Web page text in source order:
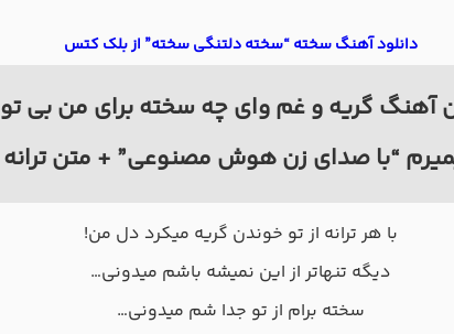
دانلود آهنگ سخته “سخته دلتنگی سخته” از بلک کتس
آهنگ گریه و غم وای چه سخته برای من بی تو
“با صدای زن هوش مصنوعی” + متن ترانه
با هر ترانه از تو خوندن گریه میكرد دل من!
دیگه تنهاتر از این نمیشه باشم میدونی…
سخته برام از تو جدا شم میدونی…